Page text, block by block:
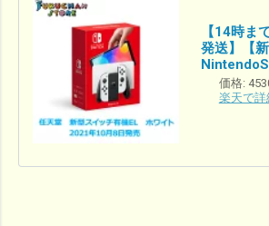
【14時ま
発送】【
【2021年
スイッチ
価格:
楽天で詳